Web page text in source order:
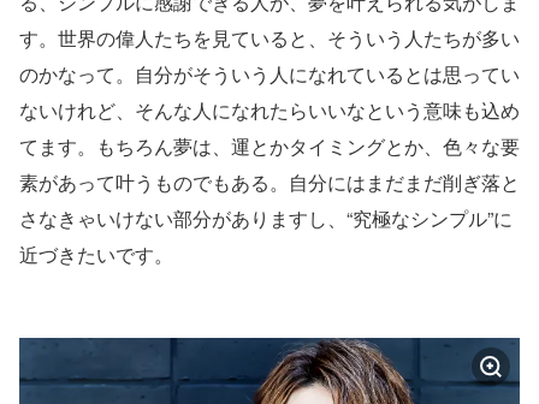
す。世界の偉人たちを見ていると、そういう人たちが多い
のかなって。自分がそういう人になれているとは思ってい
ないけれど、そんな人になれたらいいなという意味も込め
てます。もちろん夢は、運とかタイミングとか、色々な要
素があって叶うものでもある。自分にはまだまだ削ぎ落と
さなきゃいけない部分がありますし、“究極なシンプル”に
近づきたいです。